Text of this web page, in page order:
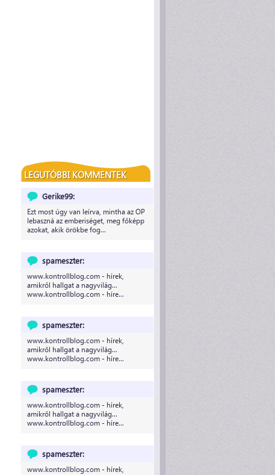
LEGUTÓBBI KOMMENTEK
Gerike99:
Ezt most úgy van leírva, mintha az OP
lebaszná az emberiséget, meg főképp
azokat, akik örökbe fog...
spameszter:
www.kontrollblog.com - hírek,
amikről hallgat a nagyvilág...
www.kontrollblog.com - híre...
spameszter:
www.kontrollblog.com - hírek,
amikről hallgat a nagyvilág...
www.kontrollblog.com - híre...
spameszter:
www.kontrollblog.com - hírek,
amikről hallgat a nagyvilág...
www.kontrollblog.com - híre...
spameszter:
www.kontrollblog.com - hírek,